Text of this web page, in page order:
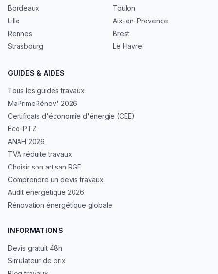
Bordeaux
Lille
Rennes
Strasbourg
Toulon
Aix-en-Provence
Brest
Le Havre
GUIDES & AIDES
Tous les guides travaux
MaPrimeRénov' 2026
Certificats d'économie d'énergie (CEE)
Éco-PTZ
ANAH 2026
TVA réduite travaux
Choisir son artisan RGE
Comprendre un devis travaux
Audit énergétique 2026
Rénovation énergétique globale
INFORMATIONS
Devis gratuit 48h
Simulateur de prix